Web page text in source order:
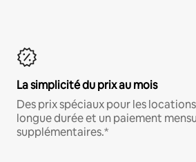
La simplicité du prix au mois
Des prix spéciaux pour les
longue durée et un paiement
supplémentaires.*